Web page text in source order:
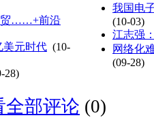
贸……+前沿
美元时代 (10-
28)
我国电
(10-03)
江志强
网络化
(09-28)
全部评论 (0)